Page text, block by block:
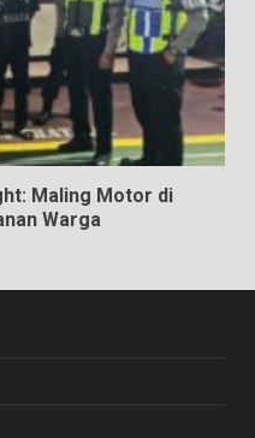
Maling Motor di
Warga